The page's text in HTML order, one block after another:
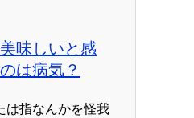
味しいと感
は病気？
は指なんかを怪我